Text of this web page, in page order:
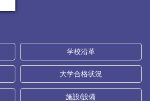
学校沿革
大学合格状況
施設/設備